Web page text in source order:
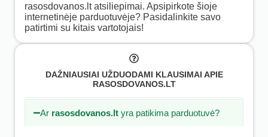
rasosdovanos.lt atsiliepimai. Apsipirkote šioje
internetinėje parduotuvėje? Pasidalinkite savo
patirtimi su kitais vartotojais!
DAŽNIAUSIAI UŽDUODAMI KLAUSIMAI APIE
RASOSDOVANOS.LT
Ar rasosdovanos.lt yra patikima parduotuvė?